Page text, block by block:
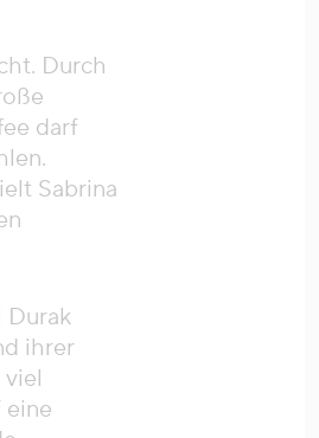
Durch
darf
Sabrina
Durak
ihrer
eine